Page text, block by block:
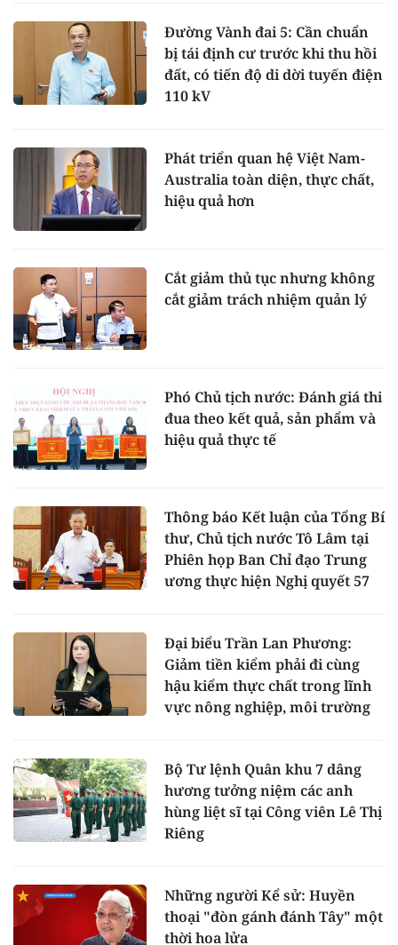
Đường Vành đai 5: Cần chuẩn
bị tái định cư trước khi thu hồi
đất, có tiến độ di dời tuyến điện
110 kV
Phát triển quan hệ Việt Nam-
Australia toàn diện, thực chất,
hiệu quả hơn
Cắt giảm thủ tục nhưng không
cắt giảm trách nhiệm quản lý
Phó Chủ tịch nước: Đánh giá thi
đua theo kết quả, sản phẩm và
hiệu quả thực tế
Thông báo Kết luận của Tổng Bí
thư, Chủ tịch nước Tô Lâm tại
Phiên họp Ban Chỉ đạo Trung
ương thực hiện Nghị quyết 57
Đại biểu Trần Lan Phương:
Giảm tiền kiểm phải đi cùng
hậu kiểm thực chất trong lĩnh
vực nông nghiệp, môi trường
Bộ Tư lệnh Quân khu 7 dâng
hương tưởng niệm các anh
hùng liệt sĩ tại Công viên Lê Thị
Riêng
Những người Kể sử: Huyền
thoại "đòn gánh đánh Tây" một
thời hoa lửa